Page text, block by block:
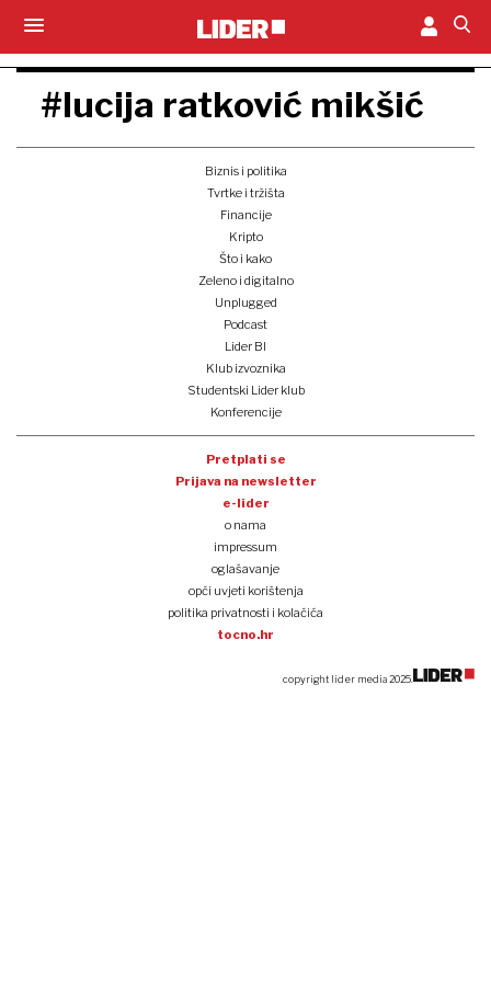
#lucija ratković mikšić
Biznis i politika
Tvrtke i tržišta
Financije
Kripto
Što i kako
Zeleno i digitalno
Unplugged
Podcast
Lider BI
Klub izvoznika
Studentski Lider klub
Konferencije
Pretplati se
Prijava na newsletter
e-lider
o nama
impressum
oglašavanje
opći uvjeti korištenja
politika privatnosti i kolačića
tocno.hr
copyright lider media 2025.